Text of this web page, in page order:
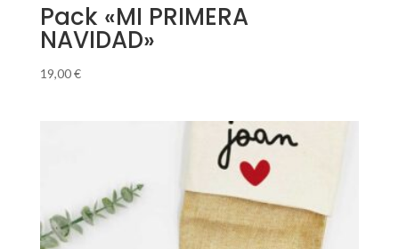
Pack «MI PRIMERA
NAVIDAD»
19,00€